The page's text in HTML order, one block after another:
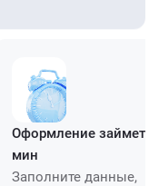
Оформление займет
мин
Заполните данные,